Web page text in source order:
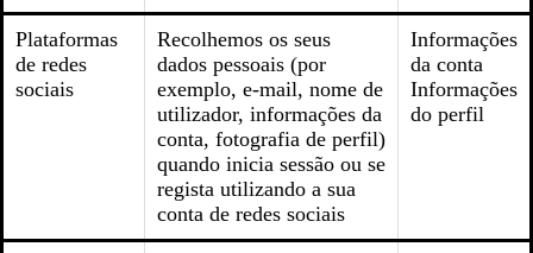
Plataformas
de redes
sociais
Recolhemos os seus
dados pessoais (por
exemplo, e-mail, nome de
utilizador, informações da
conta, fotografia de perfil)
quando inicia sessão ou se
regista utilizando a sua
conta de redes sociais
Informações
da conta
Informações
do perfil